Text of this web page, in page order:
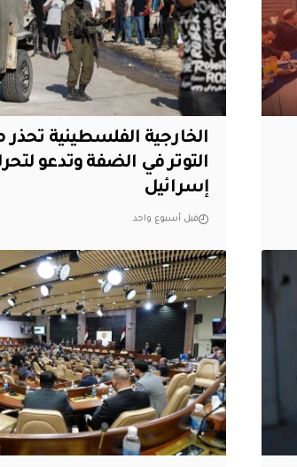
الخارجية الفلسطينية
التوتر في الضفة وتدعو
إسرائيل
قبل أسبوع واحد